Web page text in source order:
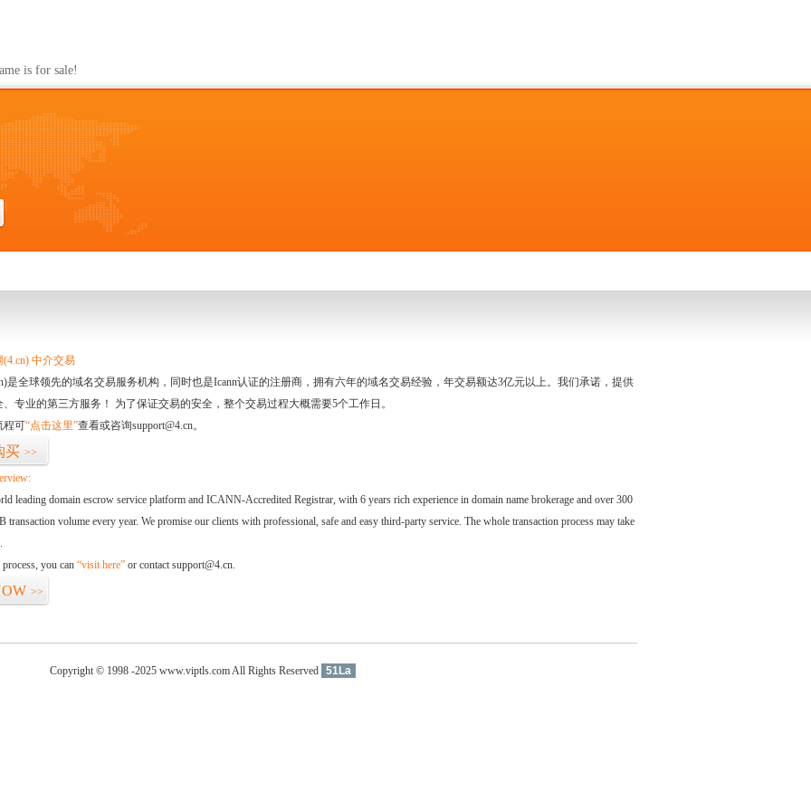
is for sale!
中介交易
是全球领先的域名交易服务机构，同时也是Icann认证的注册商，拥有六年的域名交易经验，年交易额达3亿元以上。我们承诺，提供
专业的第三方服务！ 为了保证交易的安全，整个交易过程大概需要5个工作日。
程可“点击这里”查看或咨询support@4.cn。
买 >>
leading domain escrow service platform and ICANN-Accredited Registrar, with 6 years rich experience in domain name brokerage and over 300
transaction volume every year. We promise our clients with professional, safe and easy third-party service. The whole transaction process may take
you can “visit here” or contact support@4.cn.
>>
Copyright © 1998 -2025 www.viptls.com All Rights Reserved 51La